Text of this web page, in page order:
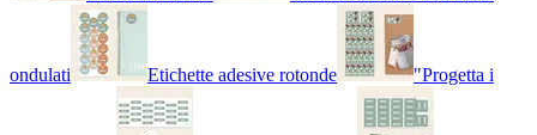
ondulati Etichette adesive rotonde "Progetta i